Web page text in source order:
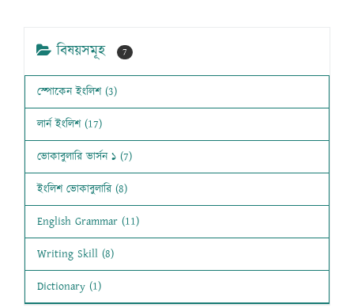
বিষয়সমূহ 7
স্পোকেন ইংলিশ (3)
লার্ন ইংলিশ (17)
ভোকাবুলারি ভার্সন ১ (7)
ইংলিশ ভোকাবুলারি (8)
English Grammar (11)
Writing Skill (8)
Dictionary (1)